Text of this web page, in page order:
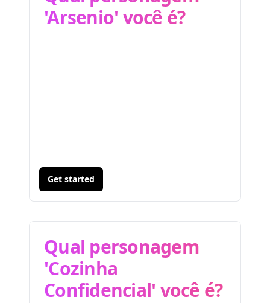
'Arsenio' você é?
Get started
Qual personagem
'Cozinha
Confidencial' você é?